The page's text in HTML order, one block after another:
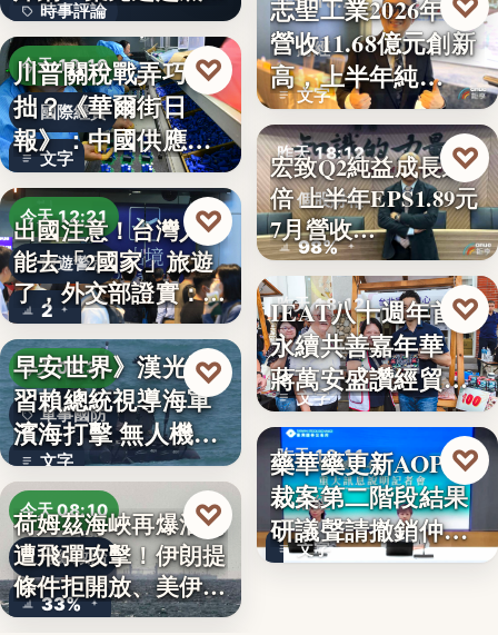
時事評論
18萬
「…
今天 13:10
國際經貿
文字
川普關稅戰弄巧成
拙？《華爾街日
報》：中國供應沒
斷鏈，反而…
♡
今天 12:21
旅遊警示
2
出國注意！台灣人不
能去「2國家」旅遊
了，外交部證實：拒
絕…
♡
今天 08:37
軍事國防
文字
早安世界》漢光演
習賴總統視導海軍
濱海打擊 無人機秀
攻擊力
♡
今天 08:10
地緣政治
33%
荷姆茲海峽再爆油輪
遭飛彈攻擊！伊朗提
條件拒開放、美伊談
判…
♡
財經
文字
志聖工業2026年7月
營收11.68億元創新
高，上半年純…
昨天 18:12
個股財報
98%
宏致Q2純益成長近1
倍 上半年EPS1.89元
7月營收…
♡
昨天 18:12
永續共善
文字
IEAT八十週年首辦
永續共善嘉年華
蔣萬安盛讚經貿公
益打…
♡
昨天 18:11
財經
文字
藥華藥更新AOP仲
裁案第二階段結果
研議聲請撤銷仲裁
判斷
♡